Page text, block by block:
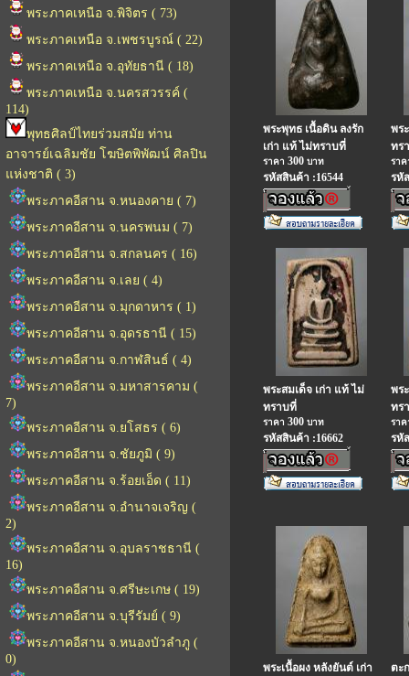
พระภาคเหนือ จ.พิจิตร ( 73)
พระภาคเหนือ จ.เพชรบูรณ์ ( 22)
พระภาคเหนือ จ.อุทัยธานี ( 18)
พระภาคเหนือ จ.นครสวรรค์ (
114)
พุทธศิลป์ไทยร่วมสมัย ท่าน
อาจารย์เฉลิมชัย โฆษิตพิพัฒน์ ศิลปิน
แห่งชาติ ( 3)
พระภาคอีสาน จ.หนองคาย ( 7)
พระภาคอีสาน จ.นครพนม ( 7)
พระภาคอีสาน จ.สกลนคร ( 16)
พระภาคอีสาน จ.เลย ( 4)
พระภาคอีสาน จ.มุกดาหาร ( 1)
พระภาคอีสาน จ.อุดรธานี ( 15)
พระภาคอีสาน จ.กาฬสินธ์ ( 4)
พระภาคอีสาน จ.มหาสารคาม (
7)
พระภาคอีสาน จ.ยโสธร ( 6)
พระภาคอีสาน จ.ชัยภูมิ ( 9)
พระภาคอีสาน จ.ร้อยเอ็ด ( 11)
พระภาคอีสาน จ.อำนาจเจริญ (
2)
พระภาคอีสาน จ.อุบลราชธานี (
16)
พระภาคอีสาน จ.ศรีษะเกษ ( 19)
พระภาคอีสาน จ.บุรีรัมย์ ( 9)
พระภาคอีสาน จ.หนองบัวลำภู (
0)
พระพุทธ เนื้อดิน ลงรัก
เก่า แท้ ไม่ทราบที่
ราคา 300 บาท
รหัสสินค้า :16544
พร
ทร
รา
รหั
พระสมเด็จ เก่า แท้ ไม่
ทราบที่
ราคา 300 บาท
รหัสสินค้า :16662
พร
ทร
รา
รหั
พระเนื้อผง หลังยันต์ เก่า
ตะ